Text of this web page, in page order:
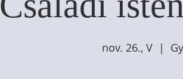
nov. 26., V
  |